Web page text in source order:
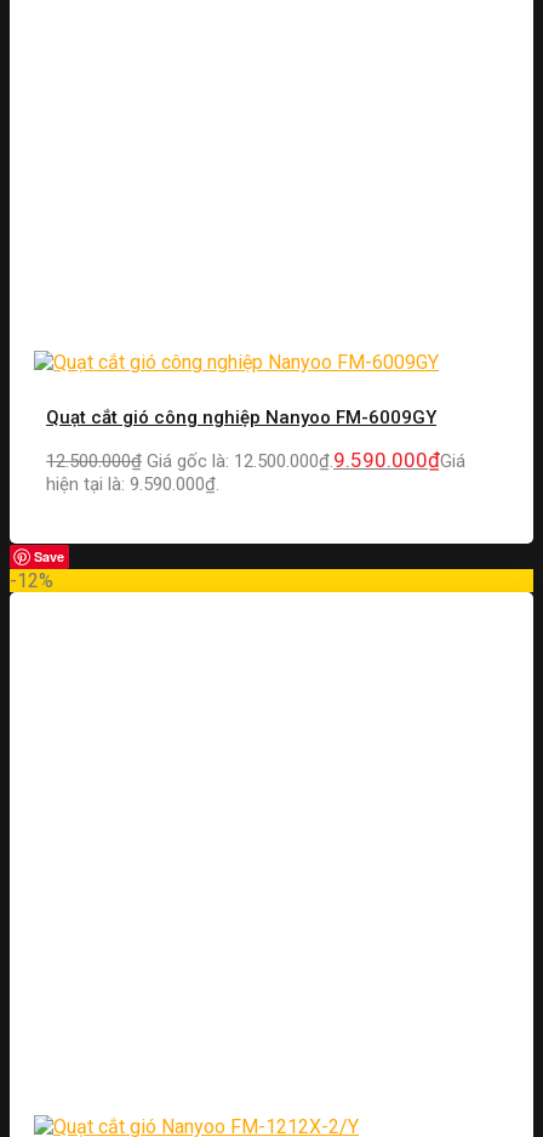
Quạt cắt gió công nghiệp Nanyoo FM-6009GY
12.500.000₫ Giá gốc là: 12.500.000₫. 9.590.000₫Giá
hiện tại là: 9.590.000₫.
Save
-12%